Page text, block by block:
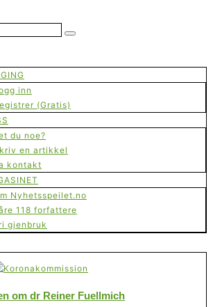
inn
(Gratis)
du noe?
en artikkel
kontakt
Nyhetsspeilet.no
118 forfattere
gjenbruk
om dr Reiner Fuellmich